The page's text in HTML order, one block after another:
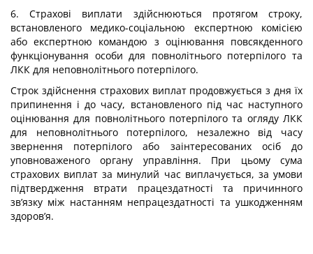
6. Страхові виплати здійснюються протягом строку,
встановленого медико-соціальною експертною комісією
або експертною командою з оцінювання повсякденного
функціонування особи для повнолітнього потерпілого та
ЛКК для неповнолітнього потерпілого.
Строк здійснення страхових виплат продовжується з дня їх
припинення і до часу, встановленого під час наступного
оцінювання для повнолітнього потерпілого та огляду ЛКК
для неповнолітнього потерпілого, незалежно від часу
звернення потерпілого або заінтересованих осіб до
уповноваженого органу управління. При цьому сума
страхових виплат за минулий час виплачується, за умови
підтвердження втрати працездатності та причинного
зв’язку між настанням непрацездатності та ушкодженням
здоров’я.